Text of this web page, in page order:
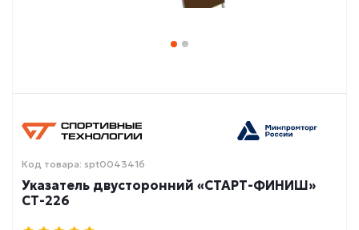
Код товара: spt0043416
Указатель двусторонний «СТАРТ-ФИНИШ»
СТ-226